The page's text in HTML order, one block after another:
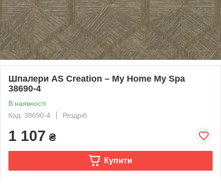
Шпалери AS Creation – My Home My Spa
38690-4
В наявності
Код: 38690-4
Роздріб
1 107 ₴
Купити